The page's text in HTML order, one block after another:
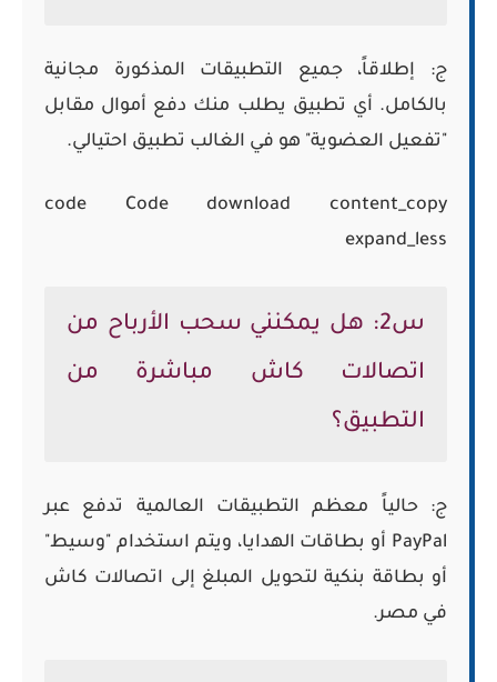
ج: إطلاقاً، جميع التطبيقات المذكورة مجانية
بالكامل. أي تطبيق يطلب منك دفع أموال مقابل
"تفعيل العضوية" هو في الغالب تطبيق احتيالي.
code Code download content_copy
expand_less
س2: هل يمكنني سحب الأرباح من
اتصالات كاش مباشرة من
التطبيق؟
ج: حالياً معظم التطبيقات العالمية تدفع عبر
PayPal أو بطاقات الهدايا، ويتم استخدام "وسيط"
أو بطاقة بنكية لتحويل المبلغ إلى اتصالات كاش
في مصر.